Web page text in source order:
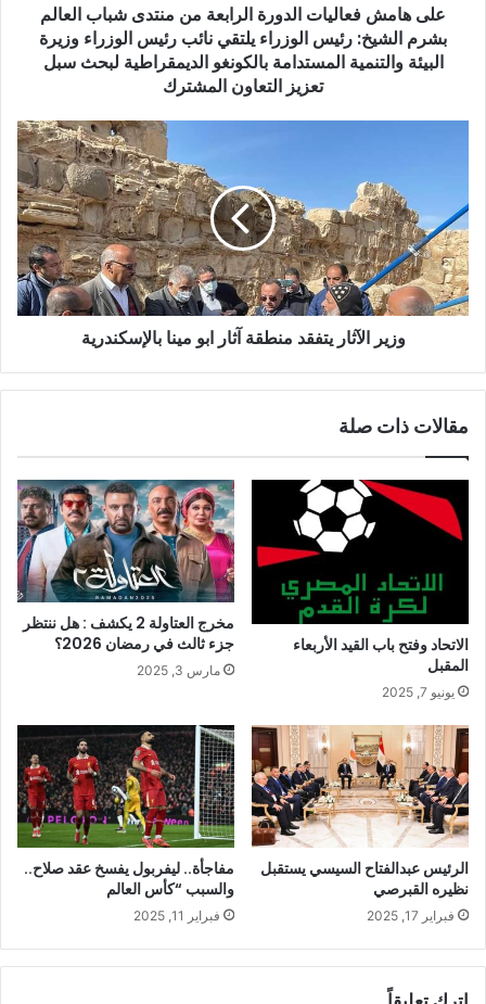
على هامش فعاليات الدورة الرابعة من منتدى شباب العالم
بشرم الشيخ: رئيس الوزراء يلتقي نائب رئيس الوزراء وزيرة
البيئة والتنمية المستدامة بالكونغو الديمقراطية لبحث سبل
تعزيز التعاون المشترك
وزير الآثار يتفقد منطقة آثار ابو مينا بالإسكندرية
مقالات ذات صلة
الاتحاد وفتح باب القيد الأربعاء
المقبل
يونيو 7, 2025
مخرج العتاولة 2 يكشف : هل ننتظر
جزء ثالث في رمضان 2026؟
مارس 3, 2025
الرئيس عبدالفتاح السيسي يستقبل
نظيره القبرصي
فبراير 17, 2025
مفاجأة.. ليفربول يفسخ عقد صلاح..
والسبب “كأس العالم
فبراير 11, 2025